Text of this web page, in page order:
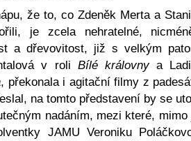
že to, co Zdeněk Merta a
je zcela nehratelné,
a dřevovitost, již s velkým
v roli Bílé královnya
, překonala i agitační filmy z
na tomto představení by se
nadáním, mezi které, mimo
JAMU Veroniku